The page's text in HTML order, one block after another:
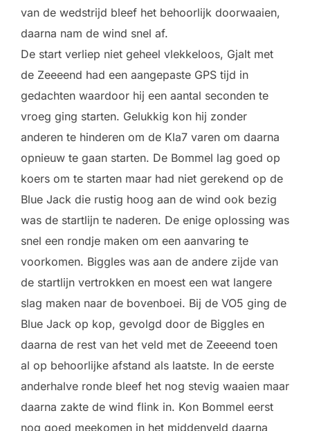
van de wedstrijd bleef het behoorlijk doorwaaien,
daarna nam de wind snel af.
De start verliep niet geheel vlekkeloos, Gjalt met
de Zeeeend had een aangepaste GPS tijd in
gedachten waardoor hij een aantal seconden te
vroeg ging starten. Gelukkig kon hij zonder
anderen te hinderen om de Kla7 varen om daarna
opnieuw te gaan starten. De Bommel lag goed op
koers om te starten maar had niet gerekend op de
Blue Jack die rustig hoog aan de wind ook bezig
was de startlijn te naderen. De enige oplossing was
snel een rondje maken om een aanvaring te
voorkomen. Biggles was aan de andere zijde van
de startlijn vertrokken en moest een wat langere
slag maken naar de bovenboei. Bij de VO5 ging de
Blue Jack op kop, gevolgd door de Biggles en
daarna de rest van het veld met de Zeeeend toen
al op behoorlijke afstand als laatste. In de eerste
anderhalve ronde bleef het nog stevig waaien maar
daarna zakte de wind flink in. Kon Bommel eerst
nog goed meekomen in het middenveld daarna